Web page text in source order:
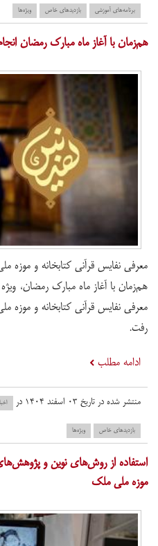
برنامه‌های آموزشی بازدید‌های خاص ویژه‌ها
هم‌زمان با آغاز ماه مبارک رمضان
معرفی نفایس قرآنی کتابخانه و موزه
هم‌زمان با آغاز ماه مبارک رمضان،
معرفی نفایس قرآنی کتابخانه و موزه
رفت.
ادامه مطلب
منتشر شده در تاریخ ۰۳ اسفند ۱۴۰۴ در
بازدید‌های خاص ویژه‌ها
استفاده از روش‌های نوین و پژوهش‌های
موزه ملی ملک